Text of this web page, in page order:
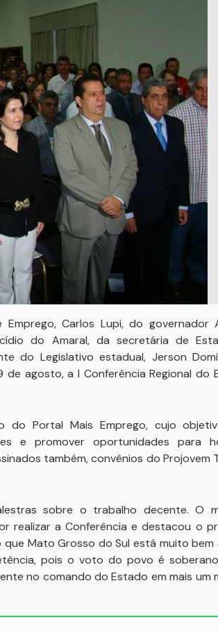
Carlos Lupi, do governador
do Amaral, da secretária de
do Legislativo estadual, Jerson
agosto, a I Conferência Regional do
Portal Mais Emprego, cujo
e promover oportunidades para
também, convênios do Projovem
sobre o trabalho decente. O
realizar a Conferência e destacou o
Mato Grosso do Sul está muito bem
pois o voto do povo é
no comando do Estado em mais um